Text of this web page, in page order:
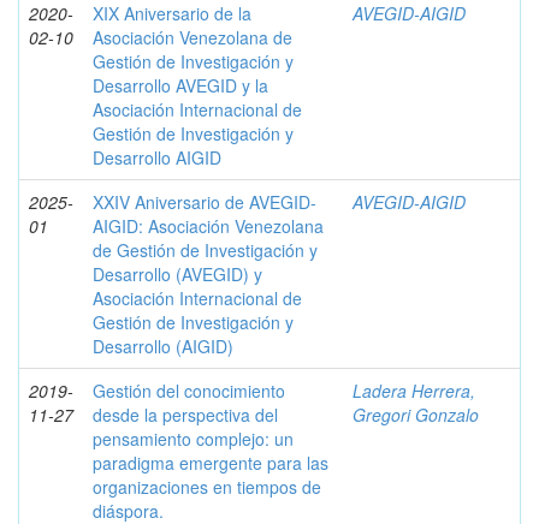
2020-
02-10
XIX Aniversario de la
Asociación Venezolana de
Gestión de Investigación y
Desarrollo AVEGID y la
Asociación Internacional de
Gestión de Investigación y
Desarrollo AIGID
AVEGID-AIGID
2025-
01
XXIV Aniversario de AVEGID-
AIGID: Asociación Venezolana
de Gestión de Investigación y
Desarrollo (AVEGID) y
Asociación Internacional de
Gestión de Investigación y
Desarrollo (AIGID)
AVEGID-AIGID
2019-
11-27
Gestión del conocimiento
desde la perspectiva del
pensamiento complejo: un
paradigma emergente para las
organizaciones en tiempos de
diáspora.
Ladera Herrera,
Gregori Gonzalo